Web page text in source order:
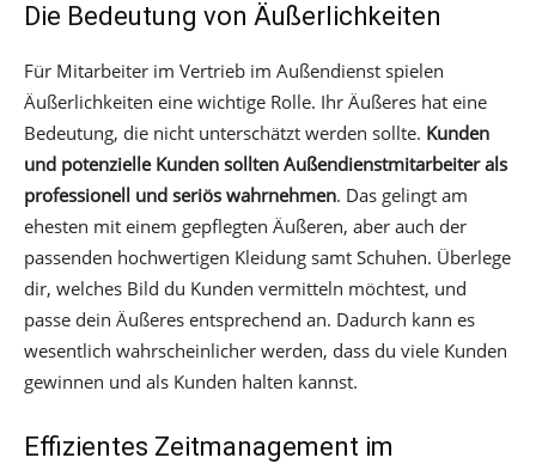
Die Bedeutung von Äußerlichkeiten
Für Mitarbeiter im Vertrieb im Außendienst spielen
Äußerlichkeiten eine wichtige Rolle. Ihr Äußeres hat eine
Bedeutung, die nicht unterschätzt werden sollte. Kunden
und potenzielle Kunden sollten Außendienstmitarbeiter als
professionell und seriös wahrnehmen. Das gelingt am
ehesten mit einem gepflegten Äußeren, aber auch der
passenden hochwertigen Kleidung samt Schuhen. Überlege
dir, welches Bild du Kunden vermitteln möchtest, und
passe dein Äußeres entsprechend an. Dadurch kann es
wesentlich wahrscheinlicher werden, dass du viele Kunden
gewinnen und als Kunden halten kannst.
Effizientes Zeitmanagement im